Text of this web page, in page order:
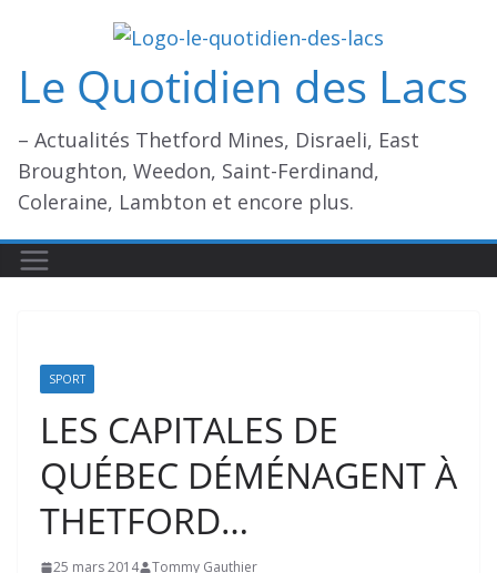
contenu
Le Quotidien des Lacs
– Actualités Thetford Mines, Disraeli, East
Broughton, Weedon, Saint-Ferdinand,
Coleraine, Lambton et encore plus.
SPORT
LES CAPITALES DE
QUÉBEC DÉMÉNAGENT À
THETFORD…
25 mars 2014 Tommy Gauthier